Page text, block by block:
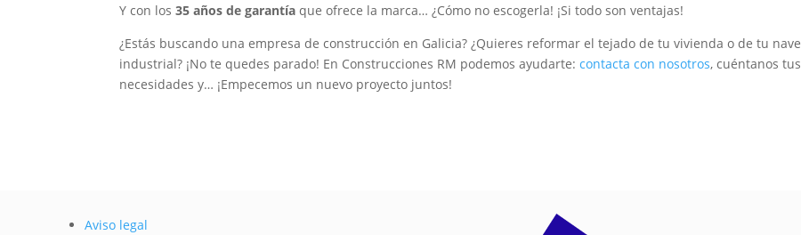
Y con los35 años de garantía que ofrece la marca… ¿Cómo no escogerla! ¡Si todo son ventajas!
¿Estás buscando una empresa de construcción en Galicia? ¿Quieres reformar el tejado de tu vivienda o de tu nave
industrial? ¡No te quedes parado! En Construcciones RM podemos ayudarte:contacta con nosotros, cuéntanos tus
necesidades y… ¡Empecemos un nuevo proyecto juntos!
Aviso legal